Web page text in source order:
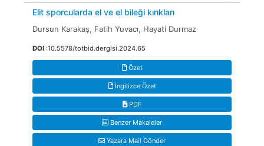
Elit sporcularda el ve el bileği kırıkları
Dursun Karakaş, Fatih Yuvacı, Hayati Durmaz
DOI :10.5578/totbid.dergisi.2024.65
Özet
İngilizce Özet
PDF
Benzer Makaleler
Yazara Mail Gönder